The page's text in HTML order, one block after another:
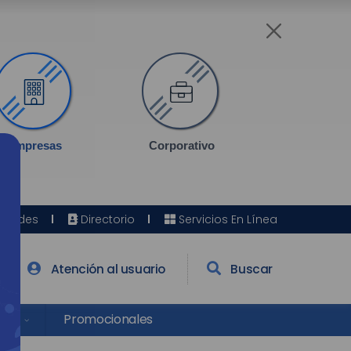
Empresas Corporativo
Sedes Directorio Servicios En Línea
Atención al usuario Buscar
Promocionales